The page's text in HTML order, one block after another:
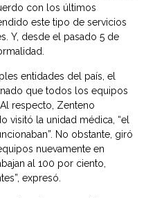
con los últimos
este tipo de servicios
Y, desde el pasado 5 de
entidades del país, el
que todos los equipos
respecto, Zenteno
visitó la unidad médica, “el
No obstante, giró
nuevamente en
al 100 por ciento,
expresó.